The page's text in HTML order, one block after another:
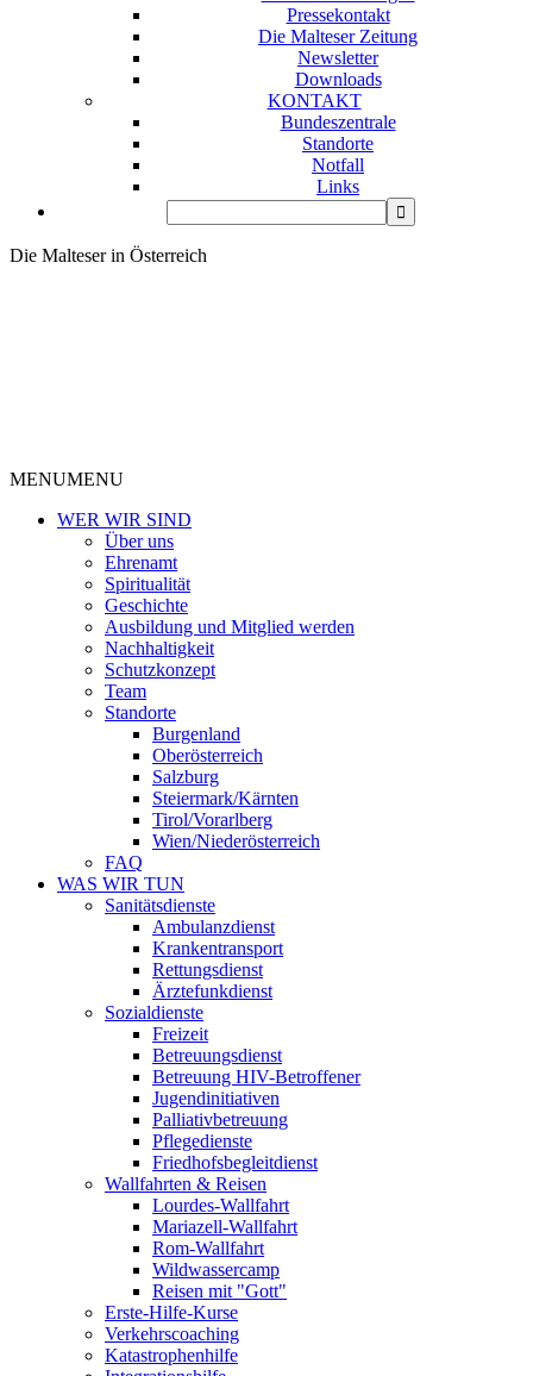
Pressekontakt
Die Malteser Zeitung
Newsletter
Downloads
KONTAKT
Bundeszentrale
Standorte
Notfall
Links
Die Malteser in Österreich
MENUMENU
WER WIR SIND
Über uns
Ehrenamt
Spiritualität
Geschichte
Ausbildung und Mitglied werden
Nachhaltigkeit
Schutzkonzept
Team
Standorte
Burgenland
Oberösterreich
Salzburg
Steiermark/Kärnten
Tirol/Vorarlberg
Wien/Niederösterreich
FAQ
WAS WIR TUN
Sanitätsdienste
Ambulanzdienst
Krankentransport
Rettungsdienst
Ärztefunkdienst
Sozialdienste
Freizeit
Betreuungsdienst
Betreuung HIV-Betroffener
Jugendinitiativen
Palliativbetreuung
Pflegedienste
Friedhofsbegleitdienst
Wallfahrten & Reisen
Lourdes-Wallfahrt
Mariazell-Wallfahrt
Rom-Wallfahrt
Wildwassercamp
Reisen mit "Gott"
Erste-Hilfe-Kurse
Verkehrscoaching
Katastrophenhilfe